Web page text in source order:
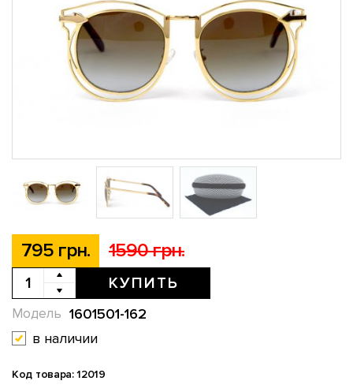
795 грн. 1590 грн.
КУПИТЬ
1601501-162
Модель
в наличии
Код товара: 12019